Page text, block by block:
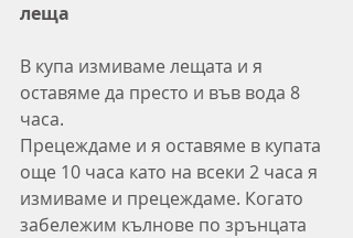
леща
В купа измиваме лещата и я
оставяме да престо и във вода 8
часа.
Прецеждаме и я оставяме в купата
още 10 часа като на всеки 2 часа я
измиваме и прецеждаме. Когато
забележим кълнове по зрънцата